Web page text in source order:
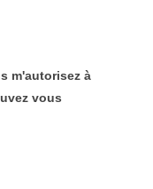
m'autorisez à
vous